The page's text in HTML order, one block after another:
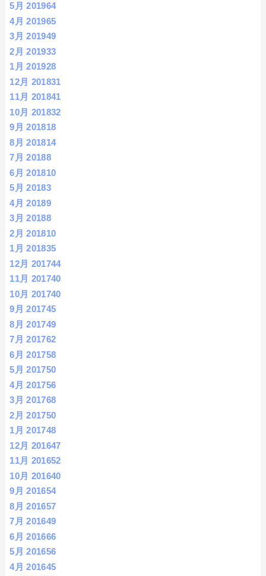
5月 201964
4月 201965
3月 201949
2月 201933
1月 201928
12月 201831
11月 201841
10月 201832
9月 201818
8月 201814
7月 20188
6月 201810
5月 20183
4月 20189
3月 20188
2月 201810
1月 201835
12月 201744
11月 201740
10月 201740
9月 201745
8月 201749
7月 201762
6月 201758
5月 201750
4月 201756
3月 201768
2月 201750
1月 201748
12月 201647
11月 201652
10月 201640
9月 201654
8月 201657
7月 201649
6月 201666
5月 201656
4月 201645